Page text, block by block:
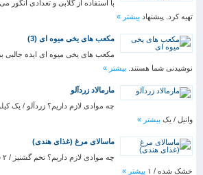
با استفاده از گلابی و تعدادی انگور
تهیه کرد. پیشنهاد بیشتر »
مکعب های یخی میوه ای (3)
مکعب های یخی میوه ای ایده جالبی
نوشیدنی شما هستند. بیشتر »
مارمالاد زردآلو
چه موادی لازم داریم؟ زردآلو / یک
وانیل / یک بیشتر »
ماسالای مرغ (غذای هندی)
خشک شده / ۱
بیشتر »